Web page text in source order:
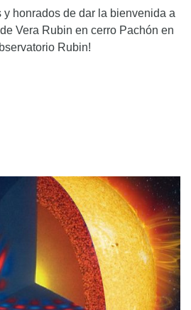
y honrados de dar la bienvenida a
Vera Rubin en cerro Pachón en
Rubin!